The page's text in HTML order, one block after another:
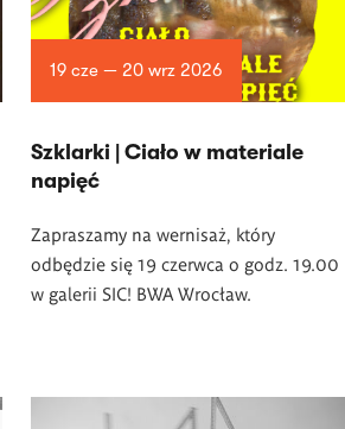
19 cze — 20 wrz 2026
­Szklarki | Ciało w materiale
napięć
Zapraszamy na wernisaż, który
odbędzie się 19 czerwca o godz. 19.00
w galerii SIC! BWA Wrocław.